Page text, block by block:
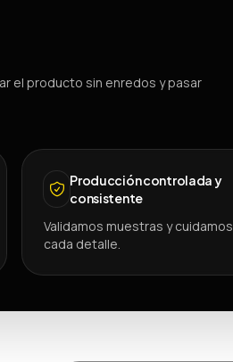
el producto sin enredos y pasar
Producción controlada y
consistente
Validamos muestras y cuidamos
cada detalle.